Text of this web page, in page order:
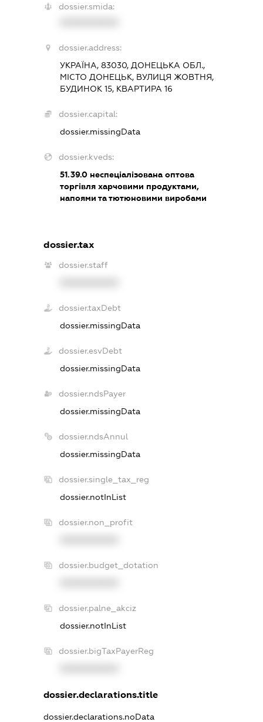
dossier.smida:
dossier.address:
УКРАЇНА, 83030, ДОНЕЦЬКА ОБЛ.,
МІСТО ДОНЕЦЬК, ВУЛИЦЯ ЖОВТНЯ,
БУДИНОК 15, КВАРТИРА 16
dossier.capital:
dossier.missingData
dossier.kveds:
51.39.0 неспеціалізована оптова
торгівля харчовими продуктами,
напоями та тютюновими виробами
dossier.tax
dossier.staff
dossier.taxDebt
dossier.missingData
dossier.esvDebt
dossier.missingData
dossier.ndsPayer
dossier.missingData
dossier.ndsAnnul
dossier.missingData
dossier.single_tax_reg
dossier.notInList
dossier.non_profit
dossier.budget_dotation
dossier.palne_akciz
dossier.notInList
dossier.bigTaxPayerReg
dossier.declarations.title
dossier.declarations.noData